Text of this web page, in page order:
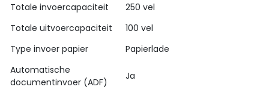
Totale invoercapaciteit
250 vel
Totale uitvoercapaciteit
100 vel
Type invoer papier
Papierlade
Automatische
documentinvoer (ADF)
Ja